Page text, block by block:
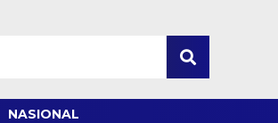
NASIONAL